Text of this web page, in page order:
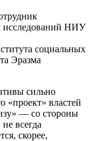
исследований НИУ
социальных
Эразма
сильно
«проект» властей
— со стороны
всегда
скорее,